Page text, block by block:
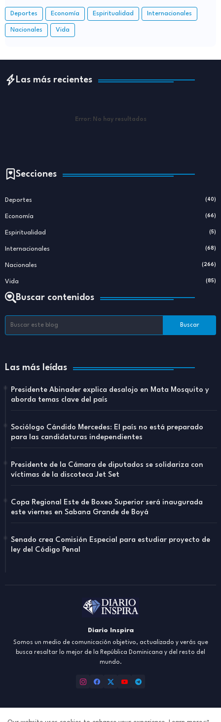
Deportes Economía Espiritualidad Internacionales
Nacionales Vida
Las más recientes
Error: No hay resultados
Secciones
Deportes (40)
Economía (66)
Espiritualidad (5)
Internacionales (68)
Nacionales (266)
Vida (85)
Buscar contenidos
Las más leídas
Presidente Abinader explica desalojo en Mata Mosquito y
aborda temas clave del país
Sociólogo Cándido Mercedes: El país no está preparado
para las candidaturas independientes
Presidente de la Cámara de diputados se solidariza con
víctimas de la discoteca Jet Set
Copa Regional Este de Boxeo Superior será inaugurada
este viernes en Sabana Grande de Boyá
Senado crea Comisión Especial para estudiar proyecto de
ley del Código Penal
Diario Inspira
Somos un medio de comunicación objetivo, actualizado y verás que
busca resaltar lo mejor de la República Dominicana y del resto del
mundo.